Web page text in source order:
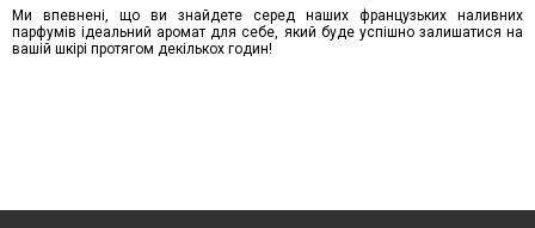
Ми впевнені, що ви знайдете серед наших французьких наливних
парфумів ідеальний аромат для себе, який буде успішно залишатися на
вашій шкірі протягом декількох годин!